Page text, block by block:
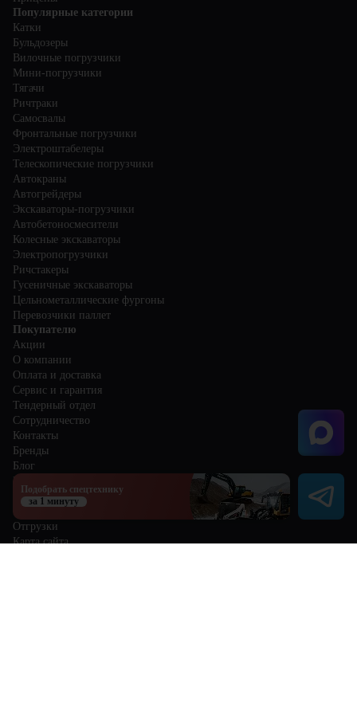
Популярные категории
Катки
Бульдозеры
Вилочные погрузчики
Мини-погрузчики
Тягачи
Ричтраки
Самосвалы
Фронтальные погрузчики
Электроштабелеры
Телескопические погрузчики
Автокраны
Автогрейдеры
Экскаваторы-погрузчики
Автобетоносмесители
Колесные экскаваторы
Электропогрузчики
Ричстакеры
Гусеничные экскаваторы
Цельнометаллические фургоны
Перевозчики паллет
Покупателю
Акции
О компании
Оплата и доставка
Сервис и гарантия
Тендерный отдел
Сотрудничество
Контакты
Бренды
Блог
Избранное
Сравнение
Отгрузки
Карта сайта
Подобрать спецтехнику
за 1 минуту